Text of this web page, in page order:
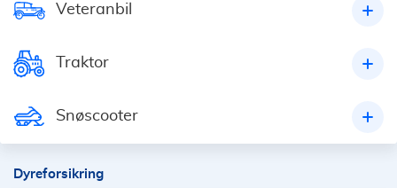
Veteranbil
Traktor
Snøscooter
Dyreforsikring